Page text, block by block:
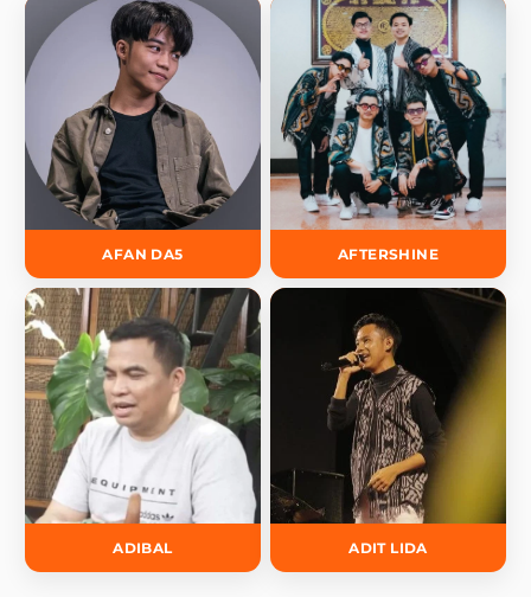
AFAN DA5 AFTERSHINE
ADIBAL ADIT LIDA